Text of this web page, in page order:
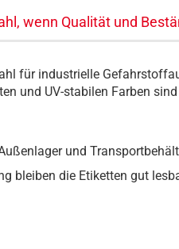
wenn Qualität und
für industrielle
und UV-stabilen Farben
und
bleiben die Etiketten gut